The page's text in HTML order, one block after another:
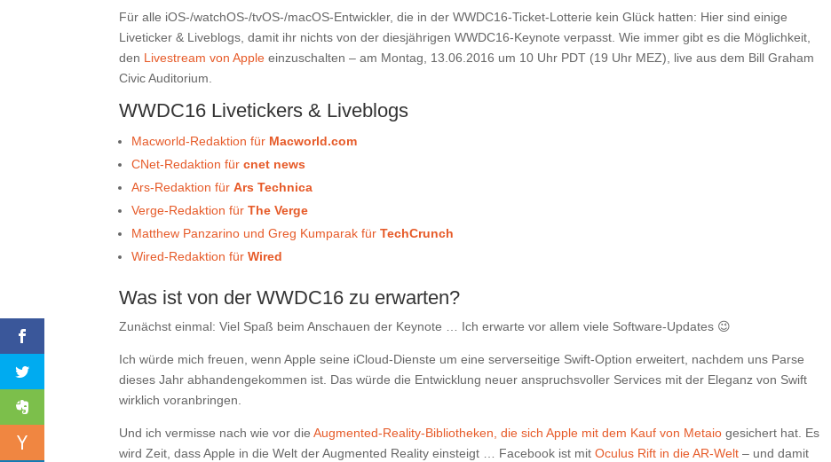
Für alle iOS-/watchOS-/tvOS-/macOS-Entwickler, die in der WWDC16-Ticket-Lotterie kein Glück hatten: Hier sind einige
Liveticker & Liveblogs, damit ihr nichts von der diesjährigen WWDC16-Keynote verpasst. Wie immer gibt es die Möglichkeit,
den Livestream von Apple einzuschalten – am Montag, 13.06.2016 um 10 Uhr PDT (19 Uhr MEZ), live aus dem Bill Graham
Civic Auditorium.
WWDC16 Livetickers & Liveblogs
Macworld-Redaktion für Macworld.com
CNet-Redaktion fürcnet news
Ars-Redaktion fürArs Technica
Verge-Redaktion fürThe Verge
Matthew Panzarino und Greg Kumparak fürTechCrunch
Wired-Redaktion fürWired
Was ist von der WWDC16 zu erwarten?
Zunächst einmal: Viel Spaß beim Anschauen der Keynote … Ich erwarte vor allem viele Software-Updates 😉
Ich würde mich freuen, wenn Apple seine iCloud-Dienste um eine serverseitige Swift-Option erweitert, nachdem uns Parse
dieses Jahr abhandengekommen ist. Das würde die Entwicklung neuer anspruchsvoller Services mit der Eleganz von Swift
wirklich voranbringen.
Und ich vermisse nach wie vor dieAugmented-Reality-Bibliotheken, die sich Apple mit dem Kauf von Metaio gesichert hat. Es
wird Zeit, dass Apple in die Welt der Augmented Reality einsteigt … Facebook ist mitOculus Rift in die AR-Welt – und damit